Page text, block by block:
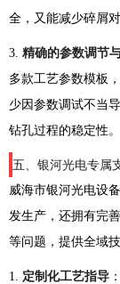
全，又能减少碎屑
3. 精确的参数调节
多款工艺参数模板
少因参数调试不当
钻孔过程的稳定性。
五、银河光电专属
威海市银河光电设
发生产，还拥有完
等问题，提供全域
1. 定制化工艺指导